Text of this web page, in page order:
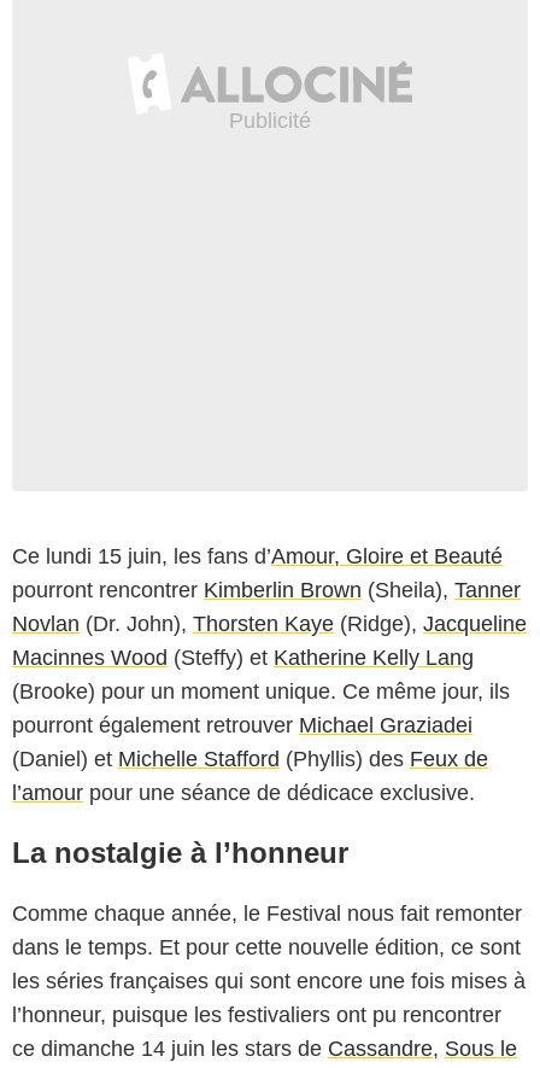
Ce lundi 15 juin, les fans d’Amour, Gloire et Beauté
pourront rencontrer Kimberlin Brown (Sheila), Tanner
Novlan (Dr. John), Thorsten Kaye (Ridge), Jacqueline
Macinnes Wood (Steffy) et Katherine Kelly Lang
(Brooke) pour un moment unique. Ce même jour, ils
pourront également retrouver Michael Graziadei
(Daniel) et Michelle Stafford (Phyllis) des Feux de
l’amour pour une séance de dédicace exclusive.
La nostalgie à l’honneur
Comme chaque année, le Festival nous fait remonter
dans le temps. Et pour cette nouvelle édition, ce sont
les séries françaises qui sont encore une fois mises à
l’honneur, puisque les festivaliers ont pu rencontrer
ce dimanche 14 juin les stars de Cassandre, Sous le